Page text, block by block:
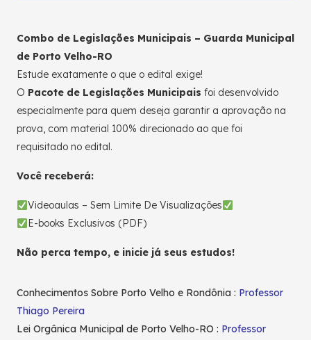
Combo de Legislações Municipais – Guarda Municipal
de Porto Velho-RO
Estude exatamente o que o edital exige!
O Pacote de Legislações Municipais foi desenvolvido
especialmente para quem deseja garantir a aprovação na
prova, com material 100% direcionado ao que foi
requisitado no edital.
Você receberá:
Videoaulas – Sem Limite De Visualizações
E-books Exclusivos (PDF)
Não perca tempo, e inicie já seus estudos!
Conhecimentos Sobre Porto Velho e Rondônia : Professor
Thiago Pereira
Lei Orgânica Municipal de Porto Velho-RO : Professor